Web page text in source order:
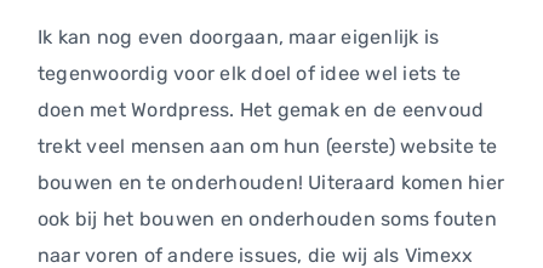
Ik kan nog even doorgaan, maar eigenlijk is
tegenwoordig voor elk doel of idee wel iets te
doen met Wordpress. Het gemak en de eenvoud
trekt veel mensen aan om hun (eerste) website te
bouwen en te onderhouden! Uiteraard komen hier
ook bij het bouwen en onderhouden soms fouten
naar voren of andere issues, die wij als Vimexx